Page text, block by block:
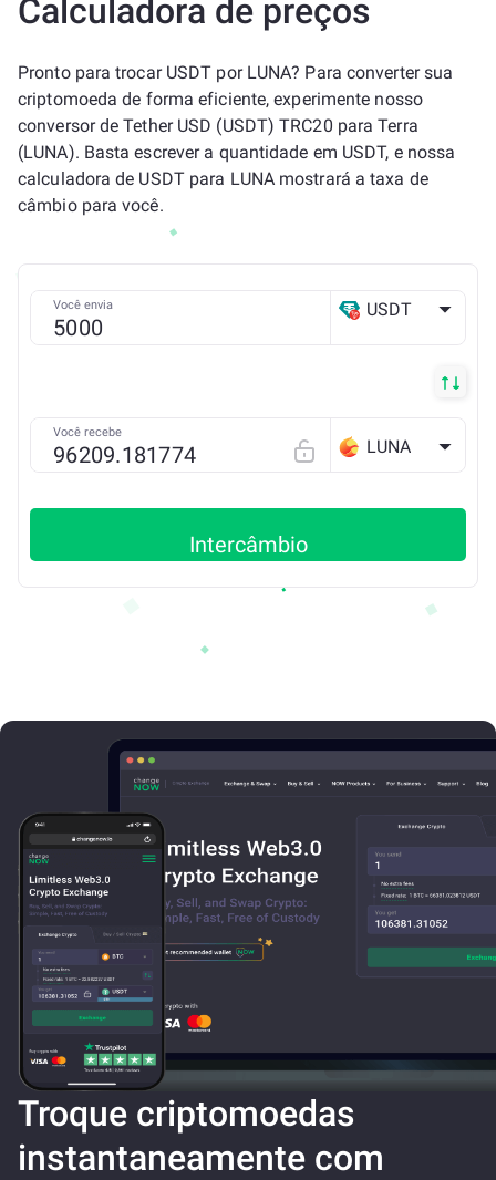
Calculadora de preços
Pronto para trocar USDT por LUNA? Para converter sua
criptomoeda de forma eficiente, experimente nosso
conversor de Tether USD (USDT) TRC20 para Terra
(LUNA). Basta escrever a quantidade em USDT, e nossa
calculadora de USDT para LUNA mostrará a taxa de
câmbio para você.
Você envia USDT
Você recebe
LUNA
Intercâmbio
Troque criptomoedas
instantaneamente com